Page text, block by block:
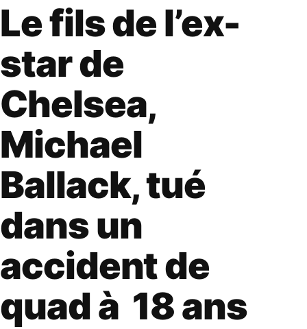
Le fils de l’ex-
star de
Chelsea,
Michael
Ballack, tué
dans un
accident de
quad à 18 ans